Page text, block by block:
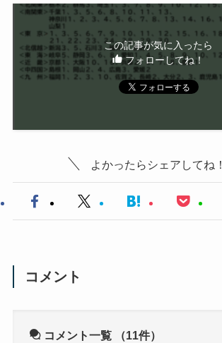
この記事が気に入ったら
フォローしてね！
よかったらシェアしてね！
コメント
コメント一覧 （11件）